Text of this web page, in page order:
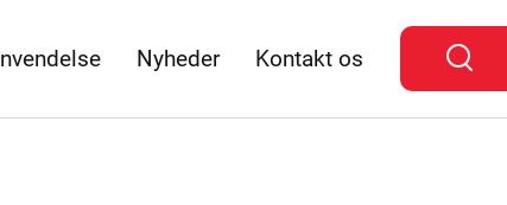
Nyheder Kontakt os